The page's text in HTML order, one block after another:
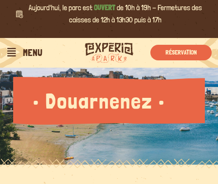
Aujourd'hui, le parc estOUVERTde 10h à 19h - Fermetures des
caisses de 12h à 13h30 puis à 17h
MENU RÉSERVATION
• Douarnenez •